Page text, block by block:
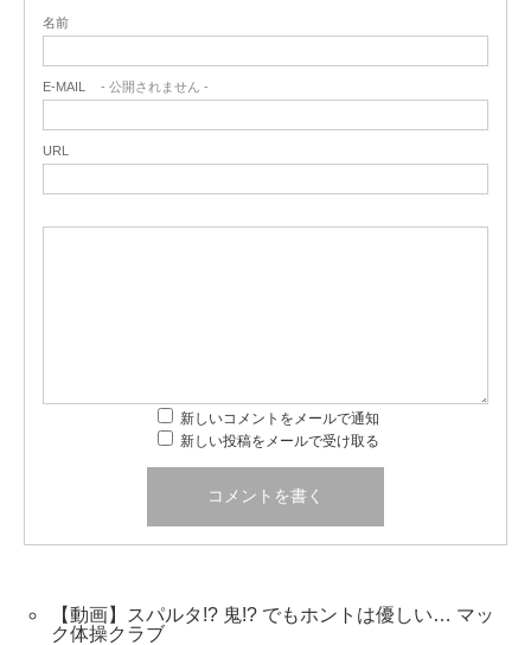
名前
E-MAIL - 公開されません -
URL
新しいコメントをメールで通知
新しい投稿をメールで受け取る
【動画】スパルタ!? 鬼!? でもホントは優しい… マッ
ク体操クラブ